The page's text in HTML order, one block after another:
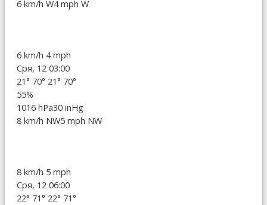
6 km/h W4 mph W
6 km/h 4 mph
Сря, 12 03:00
21° 70° 21° 70°
55%
1016 hPa30 inHg
8 km/h NW5 mph NW
8 km/h 5 mph
Сря, 12 06:00
22° 71° 22° 71°